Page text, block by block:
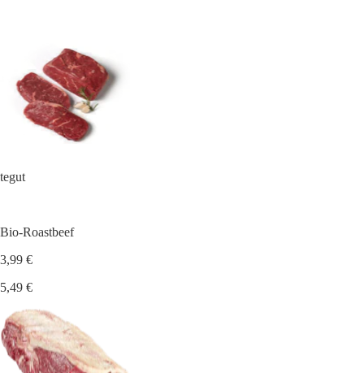
tegut
Bio-Roastbeef
3,99 €
5,49 €